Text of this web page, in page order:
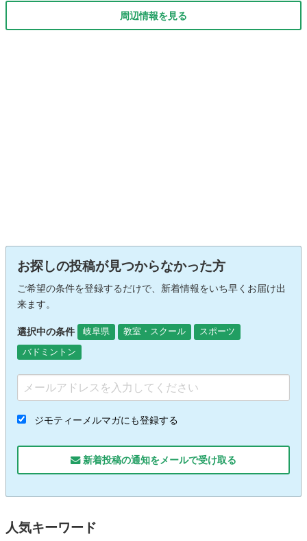
周辺情報を見る
お探しの投稿が見つからなかった方
ご希望の条件を登録するだけで、新着情報をいち早くお届け出
来ます。
選択中の条件 岐阜県 教室・スクール
スポーツ
バドミントン
ジモティーメルマガにも登録する
新着投稿の通知をメールで受け取る
人気キーワード